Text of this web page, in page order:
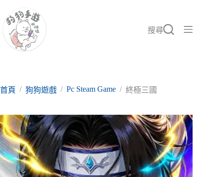
至
要
搜尋
首頁 / 狗狗遊戲 / Pc Steam Game / 終極三國